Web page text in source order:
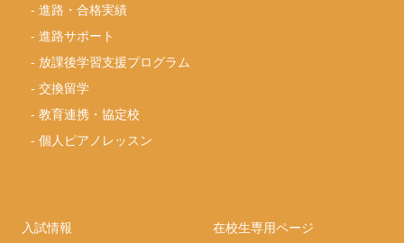
-進路・合格実績
-進路サポート
- 放課後学習支援プログラム
-交換留学
-教育連携・協定校
-個人ピアノレッスン
入試情報
在校生専用ページ